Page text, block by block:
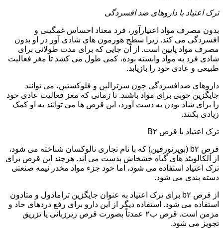
ترک اعتیاد با داروهای ضد افسردگی
بدون مصرف مواد اعتیارآور، فرد معتاد احساس غمگینی و
افسردگی می کند. زیرا سطح هورمون های شادی آور در او بدون
مصرف مواد پایین است. از آن جایی که برای مدت طولانی برای
شادی فرد به مواد وابسته بوده، کمی طول می کشد تا مغز فعالیت
طبیعی و عادی خود را بازیابد.
داروهای ضدافسردگی چون سرترالین و فلوکستین، می توانند
جایگزین خوبی برای مواد باشند. تا زمانی که مغز فعالیت عادی خود
را برای شاد بودن به دست آورد، این قرص ها می توانند به او کمک
زیادی بکنند.
ترک اعتیاد با قرص B۲
قرص b۲ (بوپرنورفین) که با نام تجاری نالوکسان شناخته می شود،
از آلکالویئد های گیاه خشخاش بدست می آید. هرچند این قرص برای
ترک اعتیاد استفاده می شود، اما خود جزء مواد مخدر نیمه صنعتی
دسته بندی می شود.
از قرص b۲ برای ترک اعتیاد به عنوان جایگزین ترامادول و متادون
استفاده می شود. استفاده دیگر از این دارو برای رفع دردهای حاد و
مزمن است. قرص ب۲ عمدتاً بصورت قرص زیرزبانی یا تزریق
تجویز می شود.